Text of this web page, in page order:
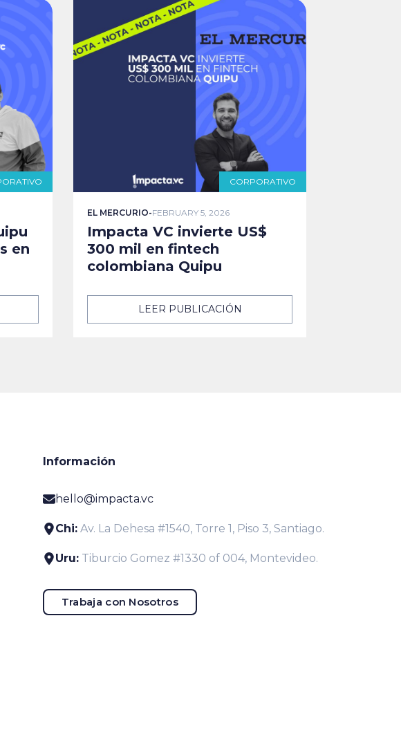
en
CORPORATIVO
EL MERCURIO-FEBRUARY 5, 2026
Impacta VC invierte US$
300 mil en fintech
colombiana Quipu
LEER PUBLICACIÓN
Información
hello@impacta.vc
Chi: Av. La Dehesa #1540, Torre 1, Piso 3, Santiago.
Uru: Tiburcio Gomez #1330 of 004, Montevideo.
Trabaja con Nosotros